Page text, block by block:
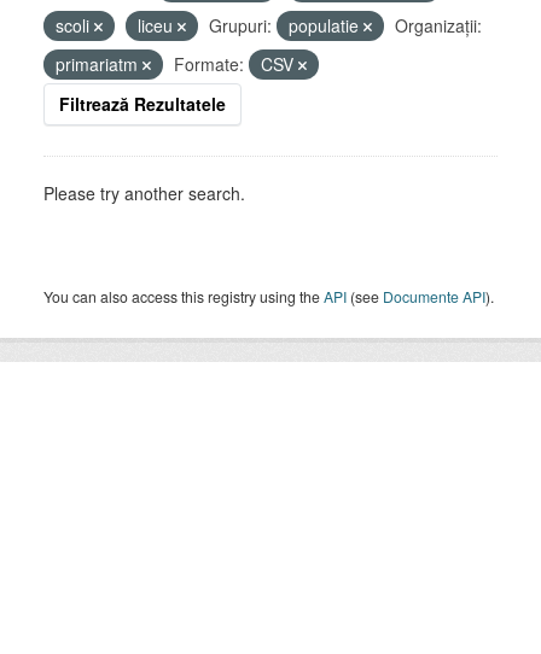
scoli
liceu Grupuri: populatie
Organizații:
primariatm
Formate:
CSV
Filtrează Rezultatele
Please try another search.
You can also access this registry using theAPI (see Documente API).